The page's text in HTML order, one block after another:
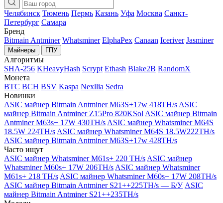
Челябинск Тюмень Пермь Казань Уфа Москва Санкт-
Петербург Самара
Бренд
Bitmain Antminer Whatsminer ElphaPex Canaan Iceriver Jasminer
Майнеры ГПУ
Алгоритмы
SHA-256 KHeavyHash Scrypt Ethash Blake2B RandomX
Монета
BTC BCH BSV Kaspa Nexllia Sedra
Новинки
ASIC майнер Bitmain Antminer M63S+17w 418TH/s ASIC
майнер Bitmain Antminer Z15Pro 820KSol ASIC майнер Bitmain
Antminer M63s+ 17W 430TH/s ASIC майнер Whatsminer M64S
18.5W 224TH/s ASIC майнер Whatsminer M64S 18.5W222TH/s
ASIC майнер Bitmain Antminer M63S+17w 428TH/s
Часто ищут
ASIC майнер Whatsminer M61s+ 220 TH/s ASIC майнер
Whatsminer M60s+ 17W 206TH/s ASIC майнер Whatsminer
M61s+ 218 TH/s ASIC майнер Whatsminer M60s+ 17W 208TH/s
ASIC майнер Bitmain Antminer S21++225TH/s — Б/У ASIC
майнер Bitmain Antminer S21++235TH/s